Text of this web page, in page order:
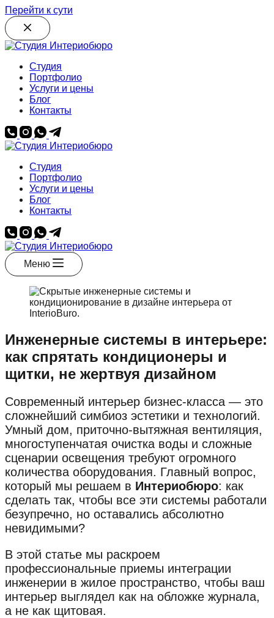
Перейти к сути
Студия
Портфолио
Услуги и цены
Блог
Контакты
Студия
Портфолио
Услуги и цены
Блог
Контакты
Меню
Инженерные системы в интерьере:
как спрятать кондиционеры и
щитки, не жертвуя дизайном
Современный интерьер бизнес-класса — это
сложнейший симбиоз эстетики и технологий.
Умный дом, приточно-вытяжная вентиляция,
многоступенчатая очистка воды и сложные
сценарии освещения требуют огромного
количества оборудования. Главный вопрос,
который мы решаем в Интериобюро: как
сделать так, чтобы все эти системы работали
безупречно, но оставались абсолютно
невидимыми?
В этой статье мы раскроем
профессиональные приемы интеграции
инженерии в жилое пространство, чтобы ваш
интерьер выглядел как на обложке журнала,
а не как щитовая.